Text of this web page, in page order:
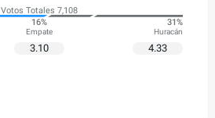
Votos Totales 7,108
16%
Empate
31%
Huracán
3.10 4.33